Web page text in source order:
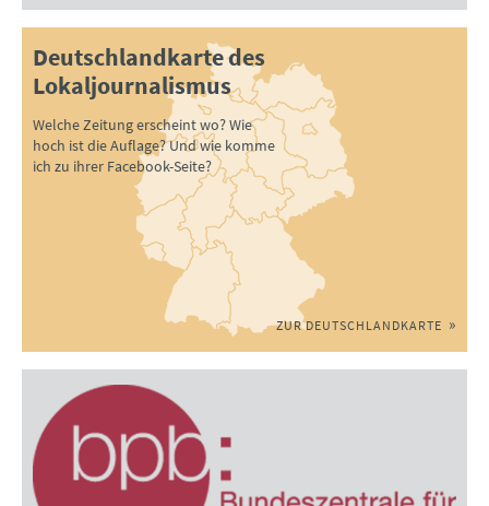
Deutschlandkarte des
Lokaljournalismus
Welche Zeitung erscheint wo? Wie
hoch ist die Auflage? Und wie komme
ich zu ihrer Facebook-Seite?
ZUR DEUTSCHLANDKARTE